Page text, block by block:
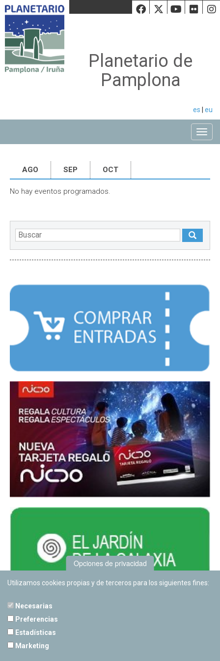
Facebook
Twiiter
Planetario de
Pamplona
es eu
AGO SEP OCT
No hay eventos programados.
Opciones de privacidad
Utilizamos cookies propias y de terceros para los siguientes fines:
Necesarias
Preferencias
Estadísticas
Marketing